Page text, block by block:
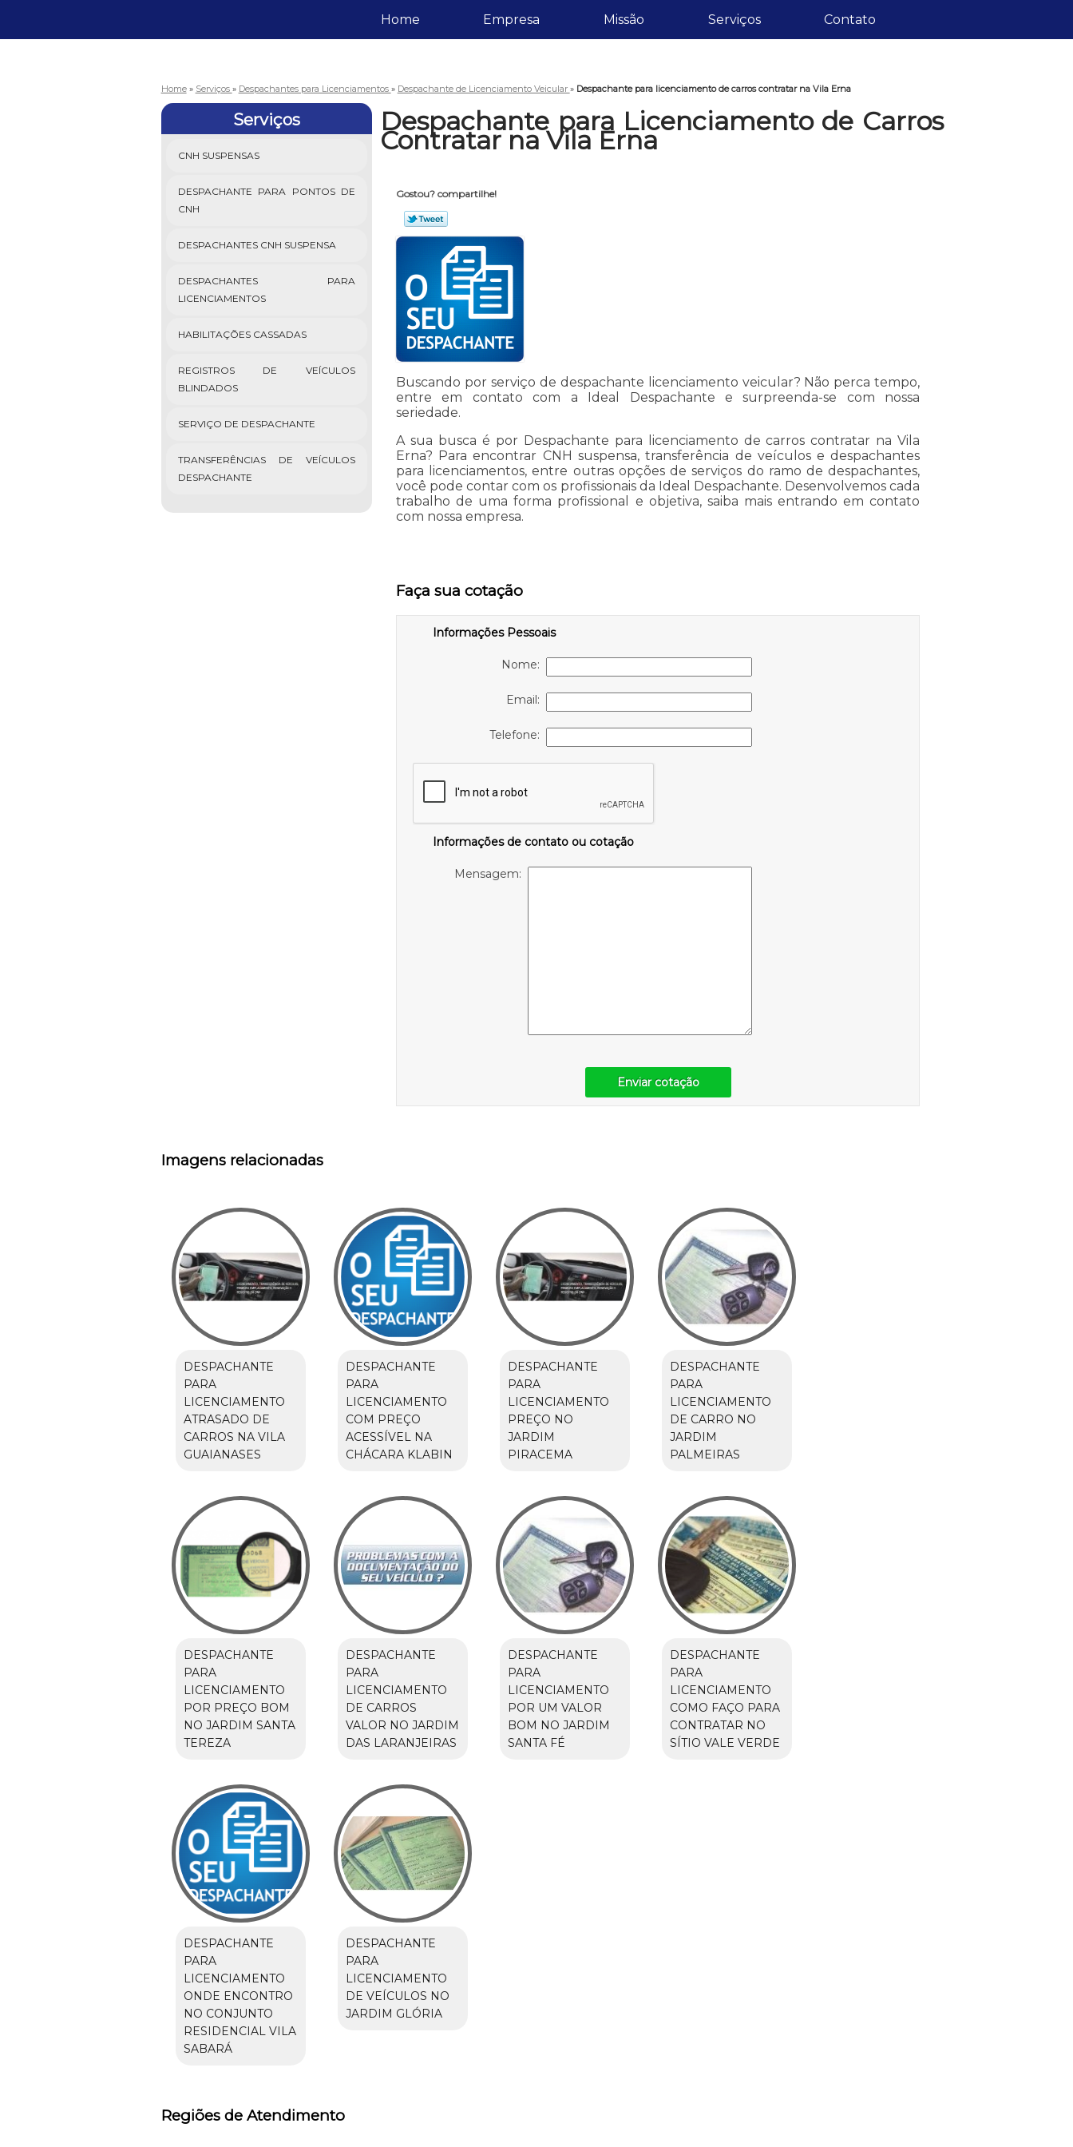
Home Empresa Missão Serviços Contato
Home » Serviços » Despachantes para Licenciamentos » Despachante de Licenciamento Veicular » Despachante para licenciamento de carros contratar na Vila Erna
Serviços
CNH SUSPENSAS
DESPACHANTE PARA PONTOS DE
CNH
DESPACHANTES CNH SUSPENSA
DESPACHANTES PARA
LICENCIAMENTOS
HABILITAÇÕES CASSADAS
REGISTROS DE VEÍCULOS
BLINDADOS
SERVIÇO DE DESPACHANTE
TRANSFERÊNCIAS DE VEÍCULOS
DESPACHANTE
Despachante para Licenciamento de Carros
Contratar na Vila Erna
Gostou? compartilhe!
Buscando por serviço de despachante licenciamento veicular? Não perca tempo,
entre em contato com a Ideal Despachante e surpreenda-se com nossa
seriedade.
A sua busca é por Despachante para licenciamento de carros contratar na Vila
Erna? Para encontrar CNH suspensa, transferência de veículos e despachantes
para licenciamentos, entre outras opções de serviços do ramo de despachantes,
você pode contar com os profissionais da Ideal Despachante. Desenvolvemos cada
trabalho de uma forma profissional e objetiva, saiba mais entrando em contato
com nossa empresa.
Faça sua cotação
Informações Pessoais
Nome:
Email:
Telefone:
Informações de contato ou cotação
Mensagem:
Enviar cotação
Imagens relacionadas
DESPACHANTE
PARA
LICENCIAMENTO
ATRASADO DE
CARROS NA VILA
GUAIANASES
DESPACHANTE
PARA
LICENCIAMENTO
COM PREÇO
ACESSÍVEL NA
CHÁCARA KLABIN
DESPACHANTE
PARA
LICENCIAMENTO
PREÇO NO
JARDIM
PIRACEMA
DESPACHANTE
PARA
LICENCIAMENTO
DE CARRO NO
JARDIM
PALMEIRAS
DESPACHANTE
PARA
LICENCIAMENTO
POR PREÇO BOM
NO JARDIM SANTA
TEREZA
DESPACHANTE
PARA
LICENCIAMENTO
DE CARROS
VALOR NO JARDIM
DAS LARANJEIRAS
DESPACHANTE
PARA
LICENCIAMENTO
POR UM VALOR
BOM NO JARDIM
SANTA FÉ
DESPACHANTE
PARA
LICENCIAMENTO
COMO FAÇO PARA
CONTRATAR NO
SÍTIO VALE VERDE
DESPACHANTE
PARA
LICENCIAMENTO
ONDE ENCONTRO
NO CONJUNTO
RESIDENCIAL VILA
SABARÁ
DESPACHANTE
PARA
LICENCIAMENTO
DE VEÍCULOS NO
JARDIM GLÓRIA
Regiões de Atendimento